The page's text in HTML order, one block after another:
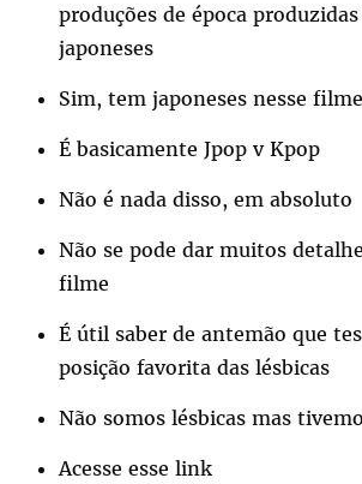
produções de época
japoneses
Sim, tem japoneses nesse
É basicamente Jpop v Kpop
Não é nada disso, em absoluto
Não se pode dar muitos
filme
É útil saber de antemão que
posição favorita das lésbicas
Não somos lésbicas mas
Acesse esse link